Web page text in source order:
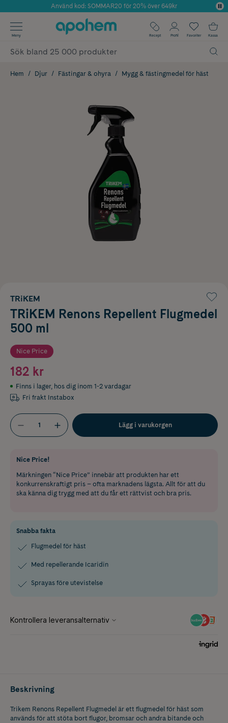
Årets Butik 2025 inom Skönhet
Använd kod: SOMMAR20 för 20% över 649kr
✓ Fri frakt
✓ Poäng på alla köp*
Meny Recept Profil Favoriter Kassa
Hem Djur Fästingar & ohyra Mygg & fästingmedel för häst
TRiKEM
TRiKEM Renons Repellent Flugmedel
500 ml
Nice Price
182 kr
Finns i lager, hos dig inom 1-2 vardagar
Fri frakt Instabox
Lägg i varukorgen
Nice Price!
Märkningen “Nice Price” innebär att produkten har ett
konkurrenskraftigt pris – ofta marknadens lägsta. Allt för att du
ska känna dig trygg med att du får ett rättvist och bra pris.
Snabba fakta
Flugmedel för häst
Med repellerande Icaridin
Sprayas före utevistelse
Beskrivning
Trikem Renons Repellent Flugmedel är ett flugmedel för häst som
används för att stöta bort flugor, bromsar och andra bitande och